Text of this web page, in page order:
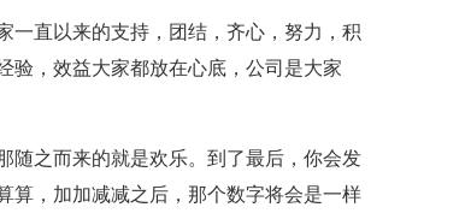
一直以来的支持，团结，齐心，努力，积
验，效益大家都放在心底，公司是大家
随之而来的就是欢乐。到了最后，你会发
算，加加减减之后，那个数字将会是一样